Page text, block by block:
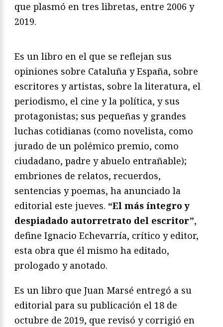
que plasmó en tres libretas, entre 2006 y
2019.
Es un libro en el que se reflejan sus
opiniones sobre Cataluña y España, sobre
escritores y artistas, sobre la literatura, el
periodismo, el cine y la política, y sus
protagonistas; sus pequeñas y grandes
luchas cotidianas (como novelista, como
jurado de un polémico premio, como
ciudadano, padre y abuelo entrañable);
embriones de relatos, recuerdos,
sentencias y poemas, ha anunciado la
editorial este jueves. “El más íntegro y
despiadado autorretrato del escritor”,
define Ignacio Echevarría, crítico y editor,
esta obra que él mismo ha editado,
prologado y anotado.
Es un libro que Juan Marsé entregó a su
editorial para su publicación el 18 de
octubre de 2019, que revisó y corrigió en